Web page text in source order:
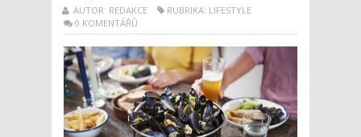
AUTOR: REDAKCE
RUBRIKA: LIFESTYLE
0 KOMENTÁŘŮ